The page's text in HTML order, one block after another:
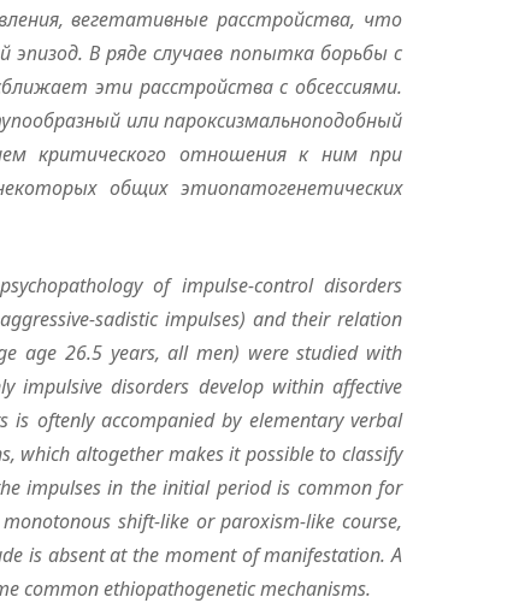
вегетативные расстройства, что
эпизод. В ряде случаев попытка борьбы с
эти расстройства с обсессиями.
или пароксизмальноподобный
критического отношения к ним при
общих этиопатогенетических
athology of impulse-control disorders
sadistic impulses) and their relation
age 26.5 years, all men) were studied with
impulsive disorders develop within affective
oftenly accompanied by elementary verbal
which altogether makes it possible to classify
impulses in the initial period is common for
monotonous shift-like or paroxism-like course,
is absent at the moment of manifestation. A
common ethiopathogenetic mechanisms.